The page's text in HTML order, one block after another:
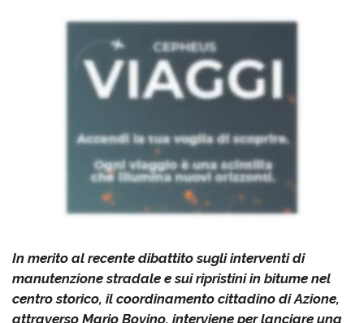
In merito al recente dibattito sugli interventi di
manutenzione stradale e sui ripristini in bitume nel
centro storico, il coordinamento cittadino di Azione,
attraverso Mario Bovino, interviene per lanciare una